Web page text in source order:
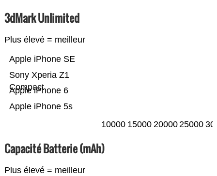
3dMark Unlimited
Plus élevé = meilleur
Apple iPhone 5s
Apple iPhone 6
Sony Xperia Z1
Compact
Apple iPhone SE
10000 15000 2000025000
Capacité Batterie (mAh)
Plus élevé = meilleur